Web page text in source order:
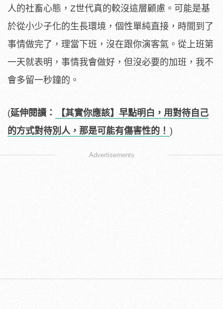
人的社畜心態，Z世代真的較沒這層顧慮。可能是基
於從小少子化的生長環境，個性單純直接，時間到了
事情做完了，理當下班，沒在跟你演客氣。從上班第
一天就表明，事情我會做好，但沒必要的加班，我不
會多留一秒鐘的。
(延伸閱讀：
【其實你應該】早點明白，用對待自己
的方式對待別人，那是可能有傷害性的！ )
Advertisements